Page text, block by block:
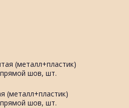
(металл+пластик)
шов, шт.